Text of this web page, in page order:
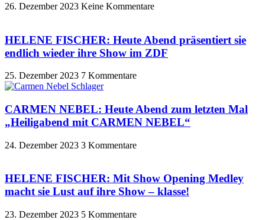
26. Dezember 2023 Keine Kommentare
HELENE FISCHER: Heute Abend präsentiert sie
endlich wieder ihre Show im ZDF
25. Dezember 2023 7 Kommentare
CARMEN NEBEL: Heute Abend zum letzten Mal
„Heiligabend mit CARMEN NEBEL“
24. Dezember 2023 3 Kommentare
HELENE FISCHER: Mit Show Opening Medley
macht sie Lust auf ihre Show – klasse!
23. Dezember 2023 5 Kommentare